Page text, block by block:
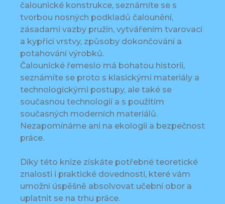
čalounické konstrukce, seznámíte se s
tvorbou nosných podkladů čalounění,
zásadami vazby pružin, vytvářením tvarovací
a kypřicí vrstvy, způsoby dokončování a
potahování výrobků.
Čalounické řemeslo má bohatou historii,
seznámíte se proto s klasickými materiály a
technologickými postupy, ale také se
současnou technologií a s použitím
současných moderních materiálů.
Nezapomínáme ani na ekologii a bezpečnost
práce.
Díky této knize získáte potřebné teoretické
znalosti i praktické dovednosti, které vám
umožní úspěšně absolvovat učební obor a
uplatnit se na trhu práce.